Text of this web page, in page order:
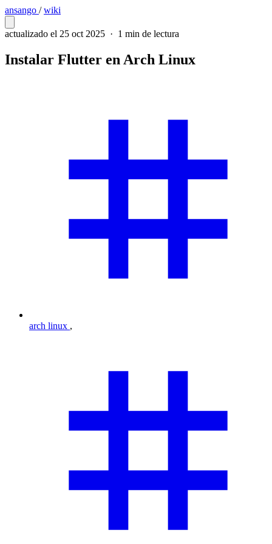
ansango /wiki
actualizado el 25 oct 2025 · 1 min de lectura
Instalar Flutter en Arch Linux
arch linux ,